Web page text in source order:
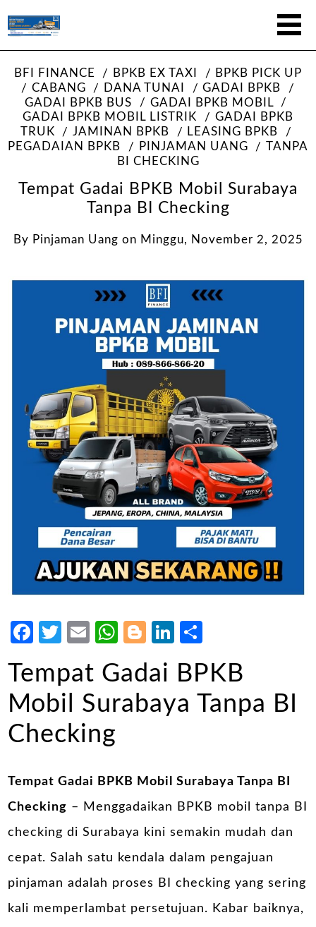
BFI FINANCE BPKB EX TAXI
BPKB PICK UP
CABANG
DANA TUNAI
GADAI BPKB
GADAI BPKB BUS
GADAI BPKB MOBIL
GADAI BPKB MOBIL LISTRIK
GADAI BPKB
TRUK
JAMINAN BPKB
LEASING BPKB
PEGADAIAN BPKB
PINJAMAN UANG
TANPA
BI CHECKING
Tempat Gadai BPKB Mobil Surabaya
Tanpa BI Checking
By Pinjaman Uang on Minggu, November 2, 2025
Facebook
Twitter
EmailWhatsApp
Blogger
LinkedIn
Tempat Gadai BPKB
Mobil Surabaya Tanpa BI
Checking
Tempat Gadai BPKB Mobil Surabaya Tanpa BI
Checking – Menggadaikan BPKB mobil tanpa BI
checking di Surabaya kini semakin mudah dan
cepat. Salah satu kendala dalam pengajuan
pinjaman adalah proses BI checking yang sering
kali memperlambat persetujuan. Kabar baiknya,